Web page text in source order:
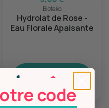
Bioteko
Hydrolat de Rose -
Eau Florale Apaisante
Ajouter
code